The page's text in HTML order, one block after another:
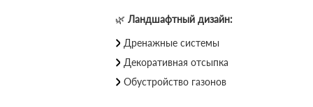
🌿 Ландшафтный дизайн:
Дренажные системы
Декоративная отсыпка
Обустройство газонов